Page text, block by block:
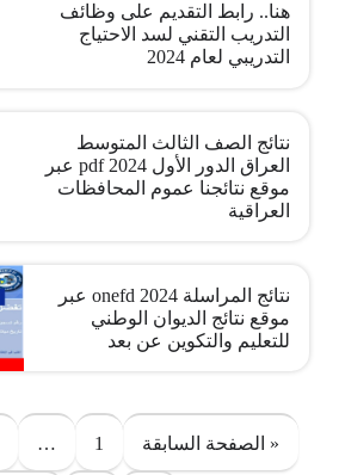
هنا.. رابط التقديم على وظائف
التدريب التقني لسد الاحتياج
التدريبي لعام 2024
نتائج الصف الثالث المتوسط
العراق الدور الأول 2024 pdf عبر
موقع نتائجنا عموم المحافظات
العراقية
نتائج المراسلة onefd 2024 عبر
موقع نتائج الديوان الوطني
للتعليم والتكوين عن بعد
صفحات:
« الصفحة السابقة 1
…